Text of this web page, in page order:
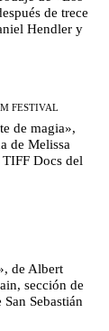
de trece
Hendler y
FESTIVAL
de magia»,
de Melissa
TIFF Docs del
de Albert
sección de
Sebastián